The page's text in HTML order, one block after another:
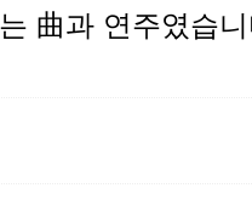
曲과 연주였습